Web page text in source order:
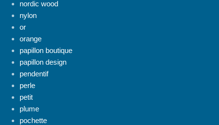
nordic wood
nylon
or
orange
papillon boutique
papillon design
pendentif
perle
petit
plume
pochette